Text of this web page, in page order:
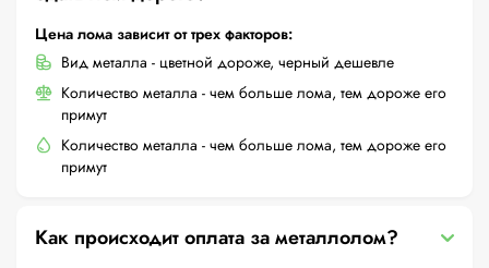
Цена лома зависит от трех факторов:
Вид металла - цветной дороже, черный дешевле
Количество металла - чем больше лома, тем дороже его
примут
Количество металла - чем больше лома, тем дороже его
примут
Как происходит оплата за металлолом?